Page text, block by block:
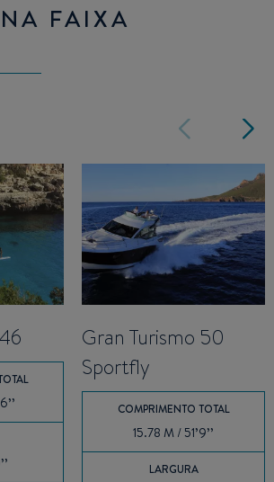
FAIXA
Gran Turismo 50
Sportfly
COMPRIMENTO TOTAL
15.78 M / 51’9’’
LARGURA